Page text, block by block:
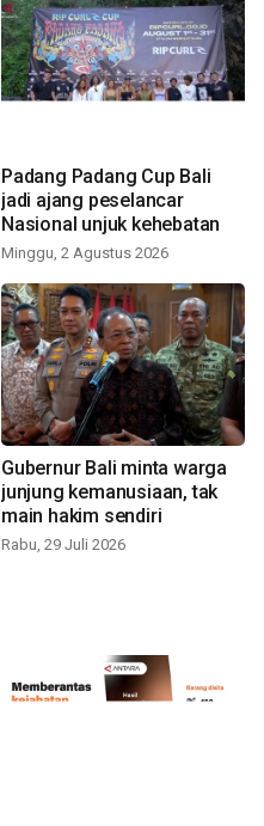
Padang Padang Cup Bali
jadi ajang peselancar
Nasional unjuk kehebatan
Minggu, 2 Agustus 2026
Gubernur Bali minta warga
junjung kemanusiaan, tak
main hakim sendiri
Rabu, 29 Juli 2026